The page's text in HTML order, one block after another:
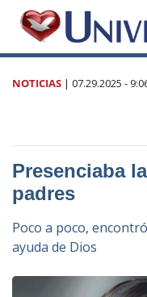
NOTICIAS | 07.29.2025 -
Presenciaba
padres
Poco a poco,
ayuda de Dios